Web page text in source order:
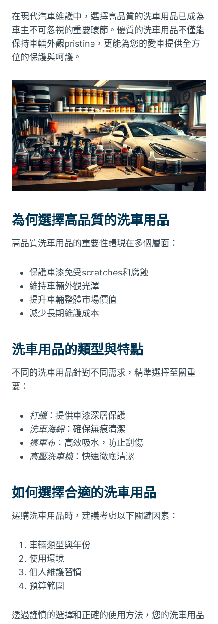
在現代汽車維護中，選擇高品質的洗車用品已成為
車主不可忽視的重要環節。優質的洗車用品不僅能
保持車輛外觀pristine，更能為您的愛車提供全方
位的保護與呵護。
為何選擇高品質的洗車用品
高品質洗車用品的重要性體現在多個層面：
保護車漆免受scratches和腐蝕
維持車輛外觀光澤
提升車輛整體市場價值
減少長期維護成本
洗車用品的類型與特點
不同的洗車用品針對不同需求，精準選擇至關重
要：
打蠟：提供車漆深層保護
洗車海綿：確保無痕清潔
擦車布：高效吸水，防止刮傷
高壓洗車機：快速徹底清潔
如何選擇合適的洗車用品
選購洗車用品時，建議考慮以下關鍵因素：
車輛類型與年份
使用環境
個人維護習慣
預算範圍
透過謹慎的選擇和正確的使用方法，您的洗車用品